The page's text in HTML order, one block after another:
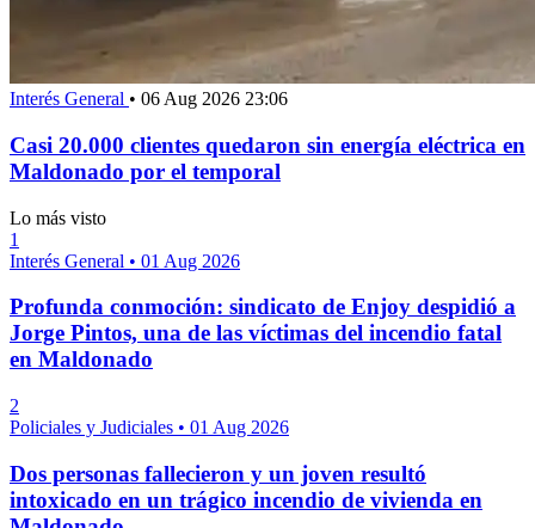
Interés General • 06 Aug 2026 23:06
Casi 20.000 clientes quedaron sin energía eléctrica en
Maldonado por el temporal
Lo más visto
1
Interés General • 01 Aug 2026
Profunda conmoción: sindicato de Enjoy despidió a
Jorge Pintos, una de las víctimas del incendio fatal
en Maldonado
2
Policiales y Judiciales • 01 Aug 2026
Dos personas fallecieron y un joven resultó
intoxicado en un trágico incendio de vivienda en